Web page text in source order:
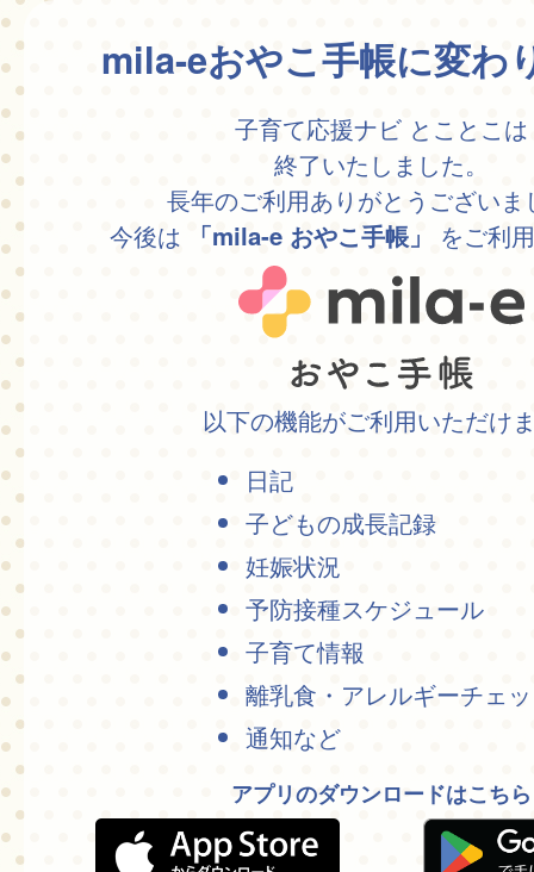
mila-eおやこ手帳に変わ
子育て応援ナビ とことこは
終了いたしました。
長年のご利用ありがとうございま
今後は
「mila-e おやこ手帳」 をご利
以下の機能がご利用いただけ
日記
子どもの成長記録
妊娠状況
予防接種スケジュール
子育て情報
離乳食・アレルギーチェ
通知など
アプリのダウンロードはこちら